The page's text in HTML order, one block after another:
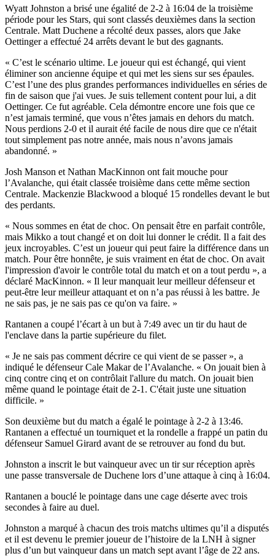
Wyatt Johnston a brisé une égalité de 2-2 à 16:04 de la troisième
période pour les Stars, qui sont classés deuxièmes dans la section
Centrale. Matt Duchene a récolté deux passes, alors que Jake
Oettinger a effectué 24 arrêts devant le but des gagnants.
« C’est le scénario ultime. Le joueur qui est échangé, qui vient
éliminer son ancienne équipe et qui met les siens sur ses épaules.
C’est l’une des plus grandes performances individuelles en séries de
fin de saison que j'ai vues. Je suis tellement content pour lui, a dit
Oettinger. Ce fut agréable. Cela démontre encore une fois que ce
n’est jamais terminé, que vous n’êtes jamais en dehors du match.
Nous perdions 2-0 et il aurait été facile de nous dire que ce n'était
tout simplement pas notre année, mais nous n’avons jamais
abandonné. »
Josh Manson et Nathan MacKinnon ont fait mouche pour
l’Avalanche, qui était classée troisième dans cette même section
Centrale. Mackenzie Blackwood a bloqué 15 rondelles devant le but
des perdants.
« Nous sommes en état de choc. On pensait être en parfait contrôle,
mais Mikko a tout changé et on doit lui donner le crédit. Il a fait des
jeux incroyables. C’est un joueur qui peut faire la différence dans un
match. Pour être honnête, je suis vraiment en état de choc. On avait
l'impression d'avoir le contrôle total du match et on a tout perdu », a
déclaré MacKinnon. « Il leur manquait leur meilleur défenseur et
peut-être leur meilleur attaquant et on n’a pas réussi à les battre. Je
ne sais pas, je ne sais pas ce qu'on va faire. »
Rantanen a coupé l’écart à un but à 7:49 avec un tir du haut de
l'enclave dans la partie supérieure du filet.
« Je ne sais pas comment décrire ce qui vient de se passer », a
indiqué le défenseur Cale Makar de l’Avalanche. « On jouait bien à
cinq contre cinq et on contrôlait l'allure du match. On jouait bien
même quand le pointage était de 2-1. C'était juste une situation
difficile. »
Son deuxième but du match a égalé le pointage à 2-2 à 13:46.
Rantanen a effectué un tourniquet et la rondelle a frappé un patin du
défenseur Samuel Girard avant de se retrouver au fond du but.
Johnston a inscrit le but vainqueur avec un tir sur réception après
une passe transversale de Duchene lors d’une attaque à cinq à 16:04.
Rantanen a bouclé le pointage dans une cage déserte avec trois
secondes à faire au duel.
Johnston a marqué à chacun des trois matchs ultimes qu’il a disputés
et il est devenu le premier joueur de l’histoire de la LNH à signer
plus d’un but vainqueur dans un match sept avant l’âge de 22 ans.